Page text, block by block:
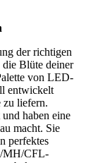
der richtigen
die Blüte deiner
von LED-
entwickelt
zu liefern.
haben eine
macht. Sie
perfektes
MH/CFL-